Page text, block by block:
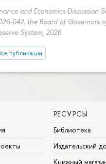
and Economics Discussion
042. the Board of Governors
System, 2026
публикации
РЕСУРСЫ
Библиотека
Издательский
Книжный